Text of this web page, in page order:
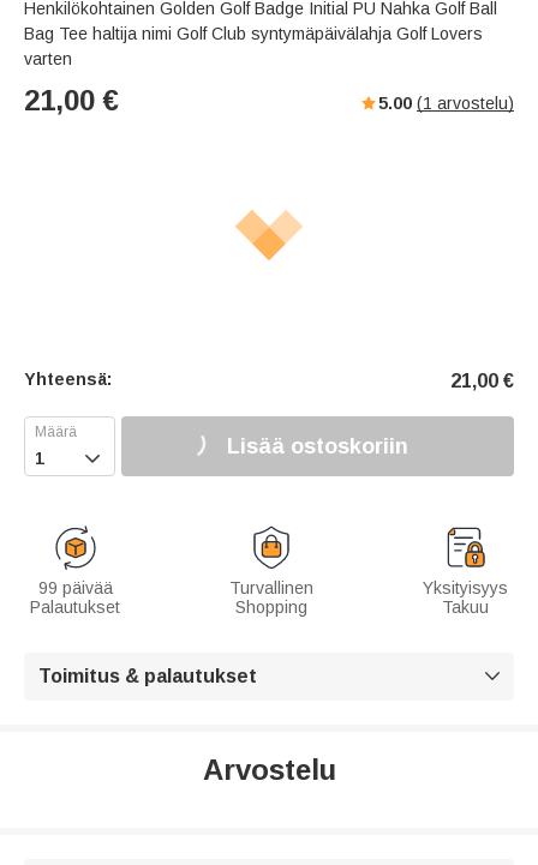
Henkilökohtainen Golden Golf Badge Initial PU Nahka Golf Ball
Bag Tee haltija nimi Golf Club syntymäpäivälahja Golf Lovers
varten
21,00 € 5.00 (1 arvostelu)
Yhteensä: 21,00 €
 Lisää ostoskoriin
99 päivää
Palautukset
Turvallinen
Shopping
Yksityisyys
Takuu
Toimitus & palautukset 
Arvostelu